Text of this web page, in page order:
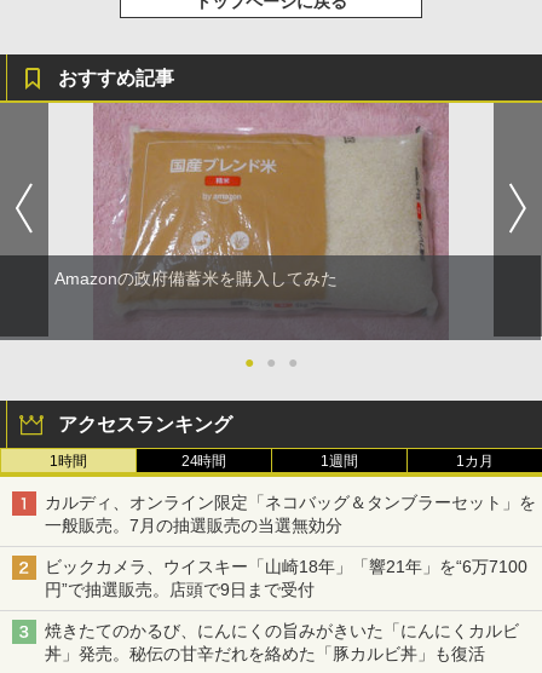
おすすめ記事
Amazonの政府備蓄米を購入してみた
● ● ●
アクセスランキング
1時間 24時間 1週間 1カ月
カルディ、オンライン限定「ネコバッグ＆タンブラーセット」を
一般販売。7月の抽選販売の当選無効分
ビックカメラ、ウイスキー「山崎18年」「響21年」を“6万7100
円”で抽選販売。店頭で9日まで受付
焼きたてのかるび、にんにくの旨みがきいた「にんにくカルビ
丼」発売。秘伝の甘辛だれを絡めた「豚カルビ丼」も復活